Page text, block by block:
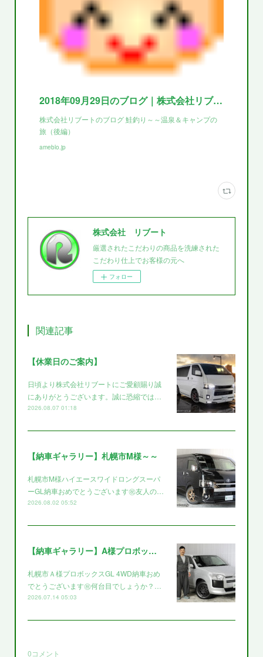
2018年09月29日のブログ｜株式会社リブートのブログ
株式会社リブートのブログ 鮭釣り～～温泉＆キャンプの
旅（後編）
ameblo.jp
株式会社 リブート
厳選されたこだわりの商品を洗練された
こだわり仕上でお客様の元へ
フォロー
関連記事
【休業日のご案内】
日頃より株式会社リブートにご愛顧賜り誠
にありがとうございます。誠に恐縮では…
2026.08.07 01:18
【納車ギャラリー】札幌市M様～～
札幌市M様ハイエースワイドロングスーパ
ーGL納車おめでとうございます㊗️友人の…
2026.08.02 05:52
【納車ギャラリー】A様プロボックス～～
札幌市Ａ様プロボックスGL 4WD納車おめ
でとうございます㊗️何台目でしょうか？…
2026.07.14 05:03
0コメント